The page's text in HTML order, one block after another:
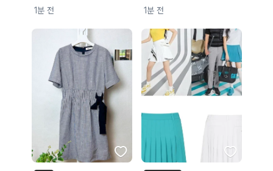
1분 전 1분 전